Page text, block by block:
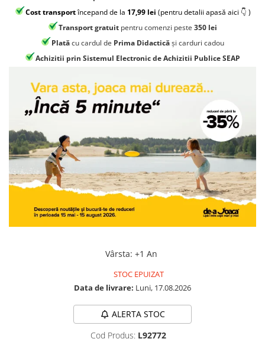
Jocuri geografie
Jocuri invatat limba engleza
Jocuri Origami
Jocuri si jucarii educative
Jucarii interactive
Jucarii muzicale
Jucării ȋndemânare
Masinute si trenulete
Roboti de jucarie
Cost transportîncepand de la 17,99 lei (pentru detalii apasă aici 👇 )
Transport gratuit pentru comenzi peste 350 lei
Platăcu cardul de Prima Didacticăși carduri cadou
Achizitii prin Sistemul Electronic de Achizitii Publice SEAP
Vârsta: +1 An
STOC EPUIZAT
Data de livrare: Luni, 17.08.2026
ALERTA STOC
Cod Produs: L92772